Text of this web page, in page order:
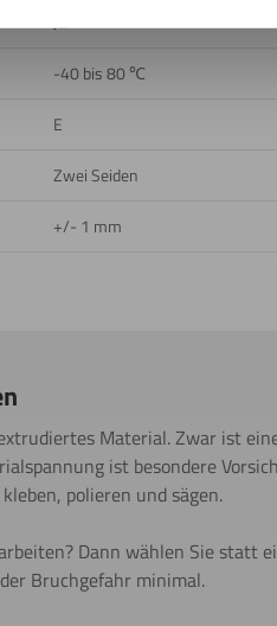
Ja
-40 bis 80 ℃
E
Zwei Seiden
+/- 1 mm
Material. Zwar ist
ist besondere
polieren und sägen.
Dann wählen Sie statt
Bruchgefahr minimal.